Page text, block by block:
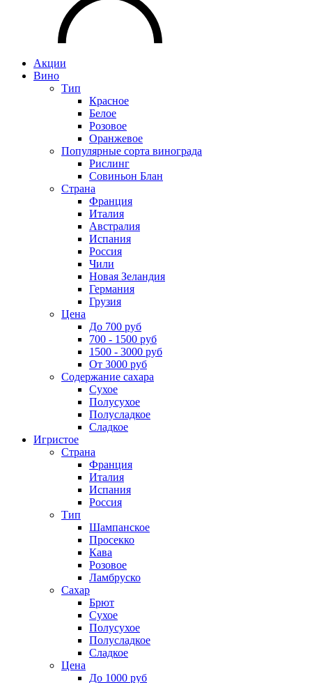
Акции
Вино
Тип
Красное
Белое
Розовое
Оранжевое
Популярные сорта винограда
Рислинг
Совиньон Блан
Страна
Франция
Италия
Австралия
Испания
Россия
Чили
Новая Зеландия
Германия
Грузия
Цена
До 700 руб
700 - 1500 руб
1500 - 3000 руб
От 3000 руб
Содержание сахара
Сухое
Полусухое
Полусладкое
Сладкое
Игристое
Страна
Франция
Италия
Испания
Россия
Тип
Шампанское
Просекко
Кава
Розовое
Ламбруско
Сахар
Брют
Сухое
Полусухое
Полусладкое
Сладкое
Цена
До 1000 руб